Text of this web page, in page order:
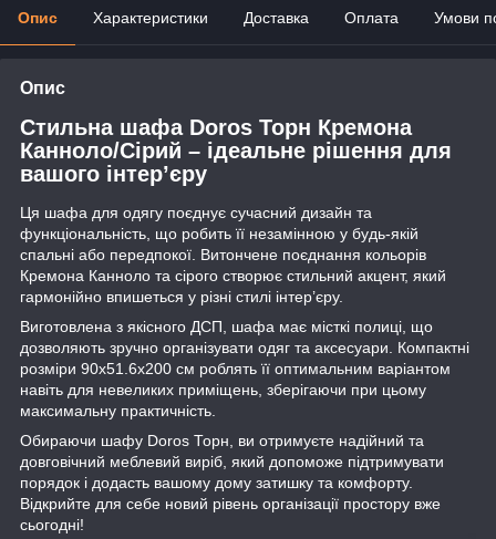
Опис Характеристики Доставка Оплата Умови
Опис
Стильна шафа Doros Торн Кремона
Канноло/Сірий – ідеальне рішення для
вашого інтер’єру
Ця шафа для одягу поєднує сучасний дизайн та
функціональність, що робить її незамінною у будь-якій
спальні або передпокої. Витончене поєднання кольорів
Кремона Канноло та сірого створює стильний акцент, який
гармонійно впишеться у різні стилі інтер’єру.
Виготовлена з якісного ДСП, шафа має місткі полиці, що
дозволяють зручно організувати одяг та аксесуари. Компактні
розміри 90х51.6х200 см роблять її оптимальним варіантом
навіть для невеликих приміщень, зберігаючи при цьому
максимальну практичність.
Обираючи шафу Doros Торн, ви отримуєте надійний та
довговічний меблевий виріб, який допоможе підтримувати
порядок і додасть вашому дому затишку та комфорту.
Відкрийте для себе новий рівень організації простору вже
сьогодні!